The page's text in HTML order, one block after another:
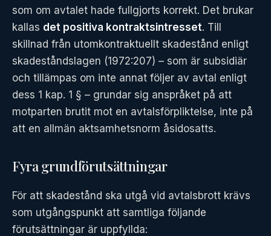
som om avtalet hade fullgjorts korrekt. Det brukar
kallas det positiva kontraktsintresset. Till
skillnad från utomkontraktuellt skadestånd enligt
skadeståndslagen (1972:207) – som är subsidiär
och tillämpas om inte annat följer av avtal enligt
dess 1 kap. 1 § – grundar sig anspråket på att
motparten brutit mot en avtalsförpliktelse, inte på
att en allmän aktsamhetsnorm åsidosatts.
Fyra grundförutsättningar
För att skadestånd ska utgå vid avtalsbrott krävs
som utgångspunkt att samtliga följande
förutsättningar är uppfyllda: